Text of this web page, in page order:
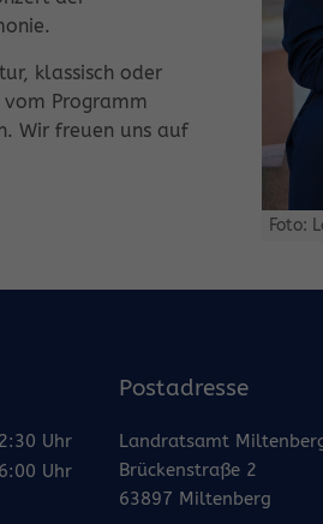
klassisch oder
vom Programm
Wir freuen uns auf
Foto:
Uhr
Uhr
Postadresse
Landratsamt
Brückenstraße 2
63897 Miltenberg